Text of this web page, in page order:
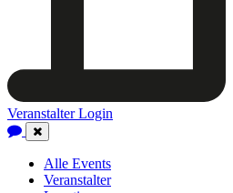
Veranstalter Login
Close
Navigation
Alle Events
Veranstalter